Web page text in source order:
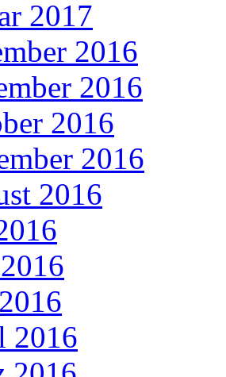
2017
2016
2016
2016
2016
2016
2016